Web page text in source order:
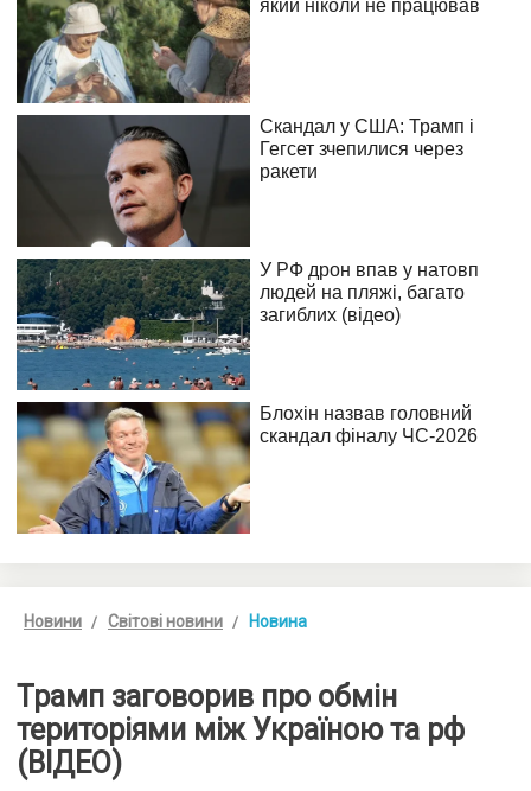
Новини Світові новини Новина
Трамп заговорив про обмін
територіями між Україною та рф
(ВІДЕО)